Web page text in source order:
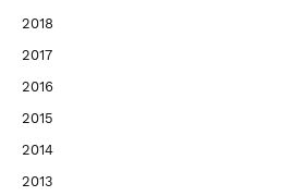
2018
2017
2016
2015
2014
2013